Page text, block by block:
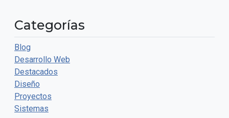
Categorías
Blog
Desarrollo Web
Destacados
Diseño
Proyectos
Sistemas